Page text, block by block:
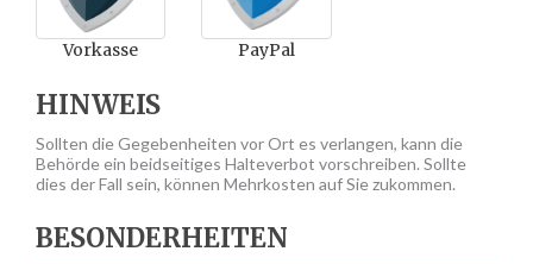
Vorkasse PayPal
HINWEIS
Sollten die Gegebenheiten vor Ort es verlangen, kann die
Behörde ein beidseitiges Halteverbot vorschreiben. Sollte
dies der Fall sein, können Mehrkosten auf Sie zukommen.
BESONDERHEITEN